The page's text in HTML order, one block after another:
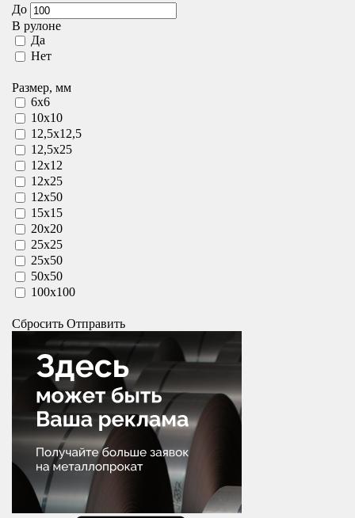
До
В рулоне
Да
Нет
Размер, мм
6x6
10x10
12,5x12,5
12,5x25
12x12
12x25
12x50
15x15
20x20
25x25
25x50
50x50
100x100
Сбросить Отправить